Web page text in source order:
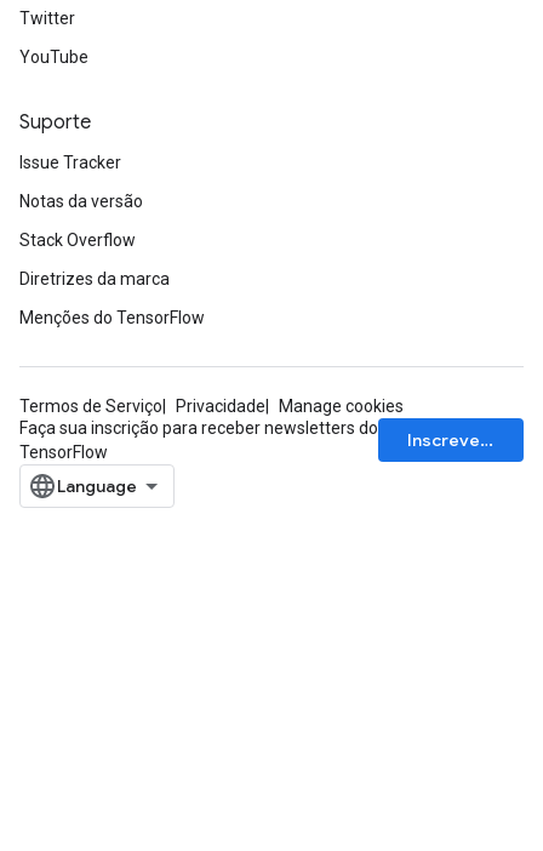
Twitter
YouTube
Suporte
Issue Tracker
Notas da versão
Stack Overflow
Diretrizes da marca
Menções do TensorFlow
Termos de Serviço Privacidade
Manage cookies
Faça sua inscrição para receber newsletters do
TensorFlow
Inscrever-se